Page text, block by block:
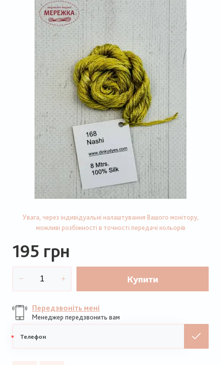
Увага, через індивідуальні налаштування Вашого монітору,
можливі розбіжності в точності передачі кольорів
195 грн
Купити
Передзвоніть мені
Менеджер передзвонить вам
телефон